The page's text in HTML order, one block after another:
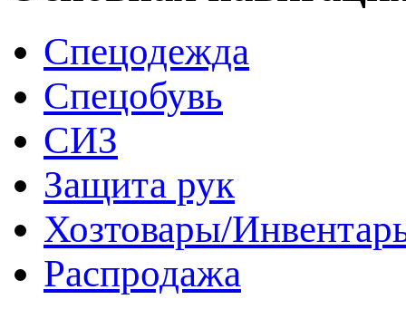
Спецодежда
Спецобувь
СИЗ
Защита рук
Хозтовары/
Распродажа